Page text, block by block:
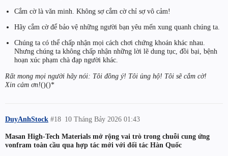
Cắm cờ là văn minh. Không sợ cắm cờ chỉ sợ vô cảm!
Hãy cắm cờ để bảo vệ những người bạn yêu mến xung quanh chúng ta.
Chúng ta có thể chấp nhận mọi cách chơi chứng khoán khác nhau.
Nhưng chúng ta không chấp nhận những lời lẽ dung tục, đồi bại, bệnh
hoạn xúc phạm chà đạp người khác.
Rất mong mọi người hãy nói: Tôi đồng ý! Tôi ủng hộ! Tôi sẽ cắm cờ!
Xin cảm ơn!()()*
DuyAnhStock 10 Tháng Bảy 2026 01:43
#18
Masan High-Tech Materials mở rộng vai trò trong chuỗi cung ứng
vonfram toàn cầu qua hợp tác mới với đối tác Hàn Quốc